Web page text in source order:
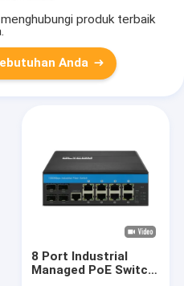
produk terbaik
Anda
8 Port Industrial
Managed PoE Switch